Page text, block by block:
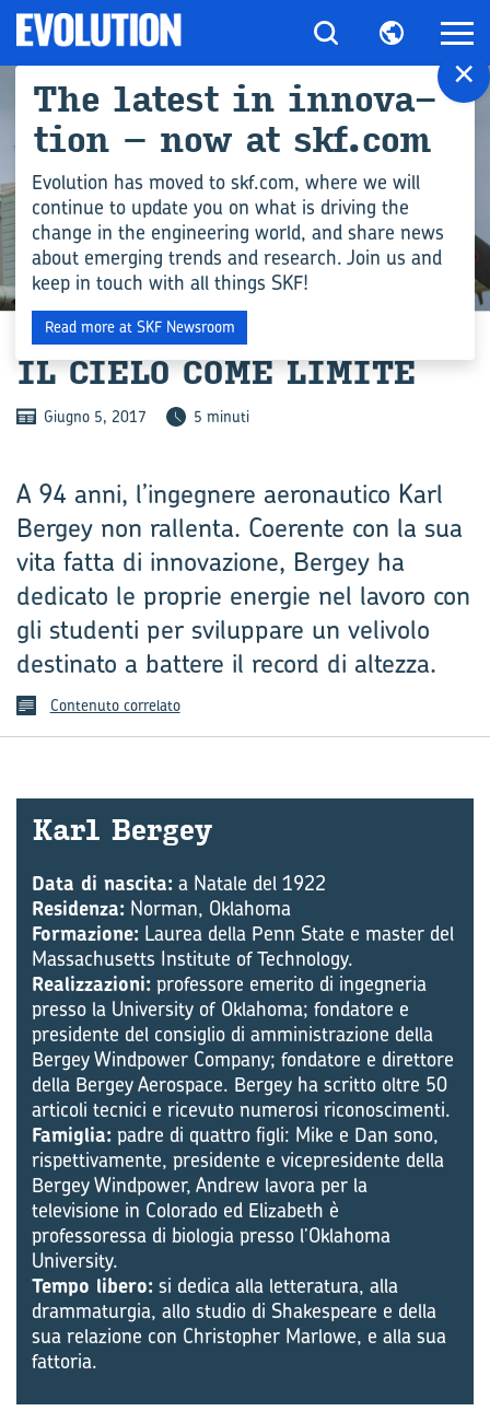
COMPETENZA INGEGNERISTICA
IL CIELO COME LI­MI­TE
Giugno 5, 2017 5 minuti
A 94 anni, l’ingegnere aeronautico Karl
Bergey non rallenta. Coerente con la sua
vita fatta di innovazione, Bergey ha
dedicato le proprie energie nel lavoro con
gli studenti per sviluppare un velivolo
destinato a battere il record di altezza.
Contenuto correlato
Karl Ber­gey
Data di nascita: a Natale del 1922
Residenza: Norman, Oklahoma
Formazione: Laurea della Penn State e master del
Massachusetts Institute of Technology.
Realizzazioni: professore emerito di ingegneria
presso la University of Oklahoma; fondatore e
presidente del consiglio di amministrazione della
Bergey Windpower Company; fondatore e direttore
della Bergey Aerospace. Bergey ha scritto oltre 50
articoli tecnici e ricevuto numerosi riconoscimenti.
Famiglia: padre di quattro figli: Mike e Dan sono,
rispettivamente, presidente e vicepresidente della
Bergey Windpower, Andrew lavora per la
televisione in Colorado ed Elizabeth è
professoressa di biologia presso l’Oklahoma
University.
Tempo libero: si dedica alla letteratura, alla
drammaturgia, allo studio di Shakespeare e della
sua relazione con Christopher Marlowe, e alla sua
fattoria.
×
The la­te­st in in­no­va­
tion – now at skf.com
Evolution has moved to skf.com, where we will
continue to update you on what is driving the
change in the engineering world, and share news
about emerging trends and research. Join us and
keep in touch with all things SKF!
Read more at SKF Newsroom